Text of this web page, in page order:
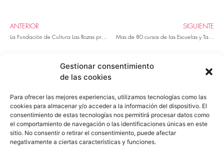
Gestionar consentimiento
de las cookies
Para ofrecer las mejores experiencias, utilizamos tecnologías como las
cookies para almacenar y/o acceder a la información del dispositivo. El
consentimiento de estas tecnologías nos permitirá procesar datos como
el comportamiento de navegación o las identificaciones únicas en este
sitio. No consentir o retirar el consentimiento, puede afectar
negativamente a ciertas características y funciones.
ANTERIOR SIGUIENTE
Fundación Agenda
Formación
Proyectos e innovación
Apoyo
Noticias
Contacto
Iniciar Sesión
Sede Electrónica